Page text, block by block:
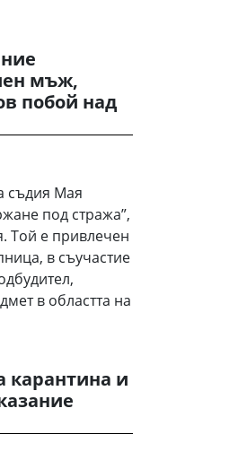
мъж,
побой над
съдия Мая
под стража”,
Той е привлечен
в съучастие
в областта на
карантина и